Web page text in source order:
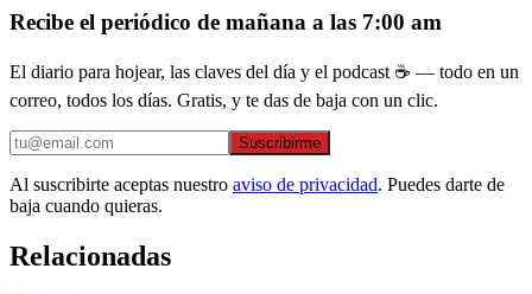
Recibe el periódico de mañana a las 7:00 am
El diario para hojear, las claves del día y el podcast ☕ — todo en un
correo, todos los días. Gratis, y te das de baja con un clic.
Suscribirme
Al suscribirte aceptas nuestro aviso de privacidad. Puedes darte de
baja cuando quieras.
Relacionadas